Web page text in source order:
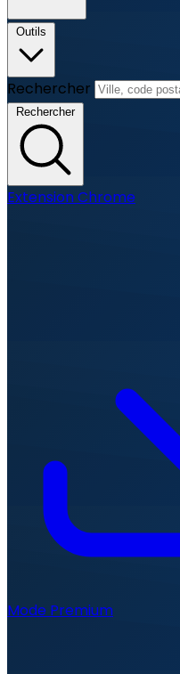
Outils
Rechercher
Rechercher
Extension Chrome
Mode Premium